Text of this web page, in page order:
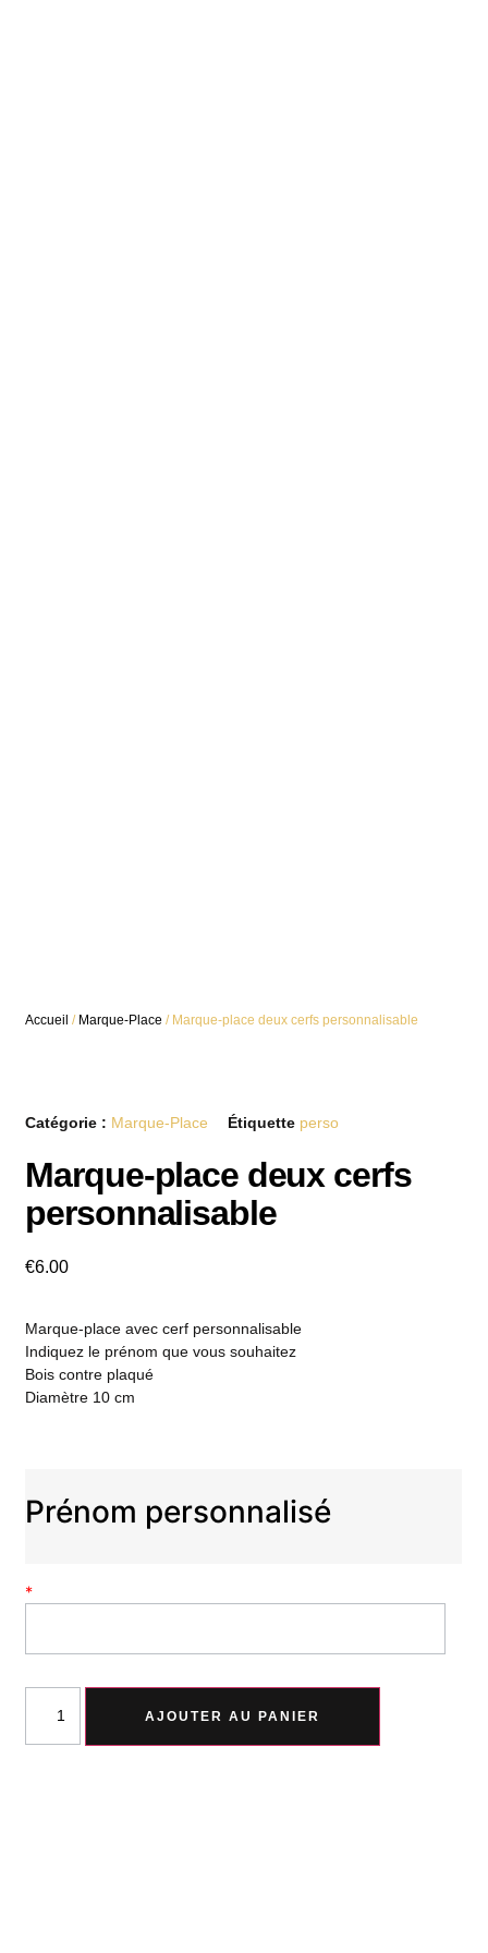
Accueil / Marque-Place / Marque-place deux cerfs personnalisable
Catégorie : Marque-Place Étiquette perso
Marque-place deux cerfs
personnalisable
€6.00
Marque-place avec cerf personnalisable
Indiquez le prénom que vous souhaitez
Bois contre plaqué
Diamètre 10 cm
Prénom personnalisé
*
AJOUTER AU PANIER